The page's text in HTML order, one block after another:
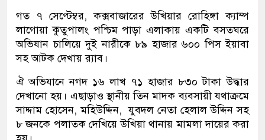
গত ৭ সেপ্টেম্বর, কক্সবাজারের উখিয়ার রোহিঙ্গা ক্যাম্প
লাগোয়া কুতুপালং পশ্চিম পাড়া এলাকায় একটি বসতঘরে
অভিযান চালিয়ে দুই নারীকে ৮৯ হাজার ৬০০ পিস ইয়াবা
সহ আটক দেখায় র‍্যাব।
ঐ অভিযানে নগদ ১৬ লাখ ৭১ হাজার ৮৩০ টাকা উদ্ধার
দেখানো হয়। এছাড়াও স্থানীয় তিন মাদক ব্যবসায়ী যথাক্রমে
সাদ্দাম হোসেন, মহিউদ্দিন, যুবদল নেতা হেলাল উদ্দিন সহ
৮ জনকে পলাতক দেখিয়ে উখিয়া থানায় মামলা দায়ের করা